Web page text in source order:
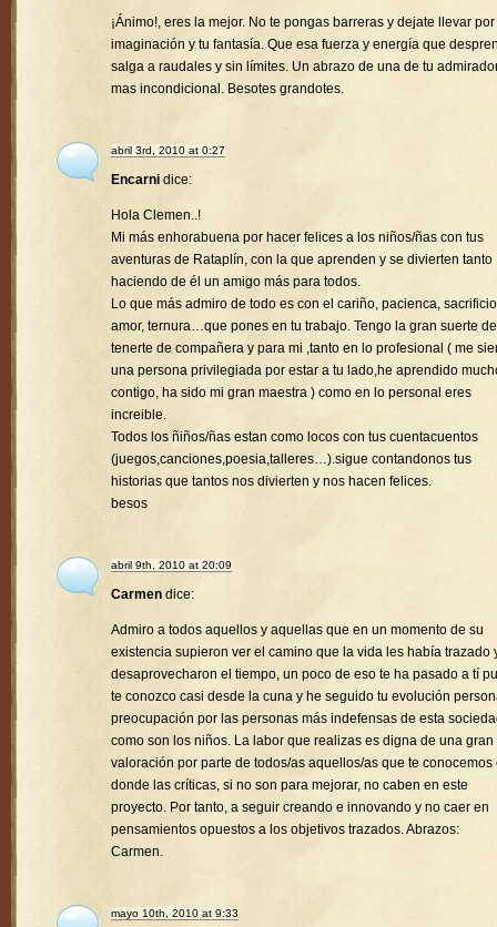
¡Ánimo!, eres la mejor. No te pongas barreras y dejate llevar por
imaginación y tu fantasía. Que esa fuerza y energía que
salga a raudales y sin límites. Un abrazo de una de tu
mas incondicional. Besotes grandotes.
abril 3rd, 2010 at 0:27
Encarni dice:
Hola Clemen..!
Mi más enhorabuena por hacer felices a los niños/ñas con tus
aventuras de Rataplín, con la que aprenden y se divierten tanto
haciendo de él un amigo más para todos.
Lo que más admiro de todo es con el cariño, pacienca,
amor, ternura…que pones en tu trabajo. Tengo la gran suerte de
tenerte de compañera y para mi ,tanto en lo profesional ( me
una persona privilegiada por estar a tu lado,he aprendido
contigo, ha sido mi gran maestra ) como en lo personal eres
increible.
Todos los ñiños/ñas estan como locos con tus cuentacuentos
(juegos,canciones,poesia,talleres…).sigue contandonos tus
historias que tantos nos divierten y nos hacen felices.
besos
abril 9th, 2010 at 20:09
Carmen dice:
Admiro a todos aquellos y aquellas que en un momento de su
existencia supieron ver el camino que la vida les había trazado
desaprovecharon el tiempo, un poco de eso te ha pasado a tí
te conozco casi desde la cuna y he seguido tu evolución
preocupación por las personas más indefensas de esta
como son los niños. La labor que realizas es digna de una gran
valoración por parte de todos/as aquellos/as que te conocemos
donde las críticas, si no son para mejorar, no caben en este
proyecto. Por tanto, a seguir creando e innovando y no caer en
pensamientos opuestos a los objetivos trazados. Abrazos:
Carmen.
mayo 10th, 2010 at 9:33